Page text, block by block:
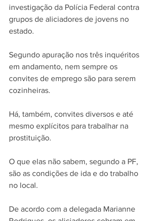
investigação da Polícia Federal contra
grupos de aliciadores de jovens no
estado.
Segundo apuração nos três inquéritos
em andamento, nem sempre os
convites de emprego são para serem
cozinheiras.
Há, também, convites diversos e até
mesmo explícitos para trabalhar na
prostituição.
O que elas não sabem, segundo a PF,
são as condições de ida e do trabalho
no local.
De acordo com a delegada Marianne